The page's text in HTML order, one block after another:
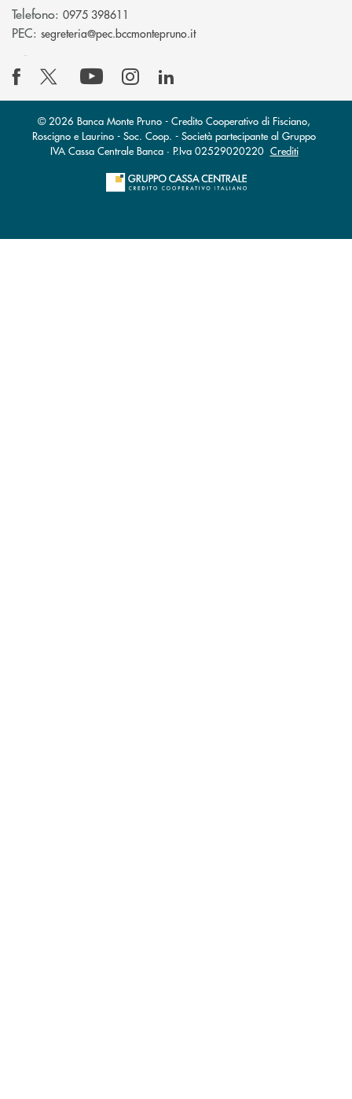
Telefono: 0975 398611
PEC: segreteria@pec.bccmontepruno.it(si apre l’app di posta
© 2026 Banca Monte Pruno - Credito Cooperativo di Fisciano,
Roscigno e Laurino - Soc. Coop. - Società partecipante al Gruppo
IVA Cassa Centrale Banca · P.Iva 02529020220 Crediti